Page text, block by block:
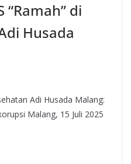
“Ramah” di
Husada
Adi Husada Malang:
Malang, 15 Juli 2025